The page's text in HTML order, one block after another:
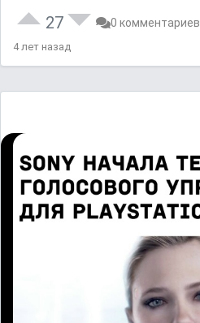
27 0 комментариев
4 лет назад